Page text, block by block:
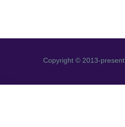
Copyright © 2013-present